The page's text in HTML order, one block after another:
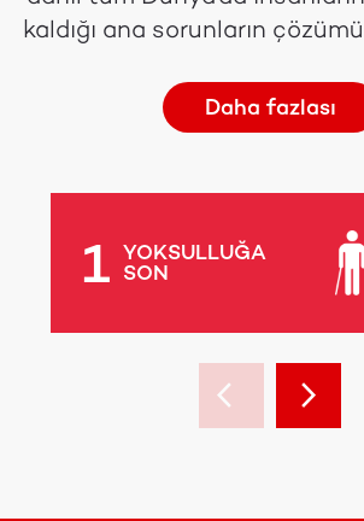
kaldığı ana sorunların
Daha fazlası
1 YOKSULLUĞA
SON
arrow_back_ios arrow_forward_ios